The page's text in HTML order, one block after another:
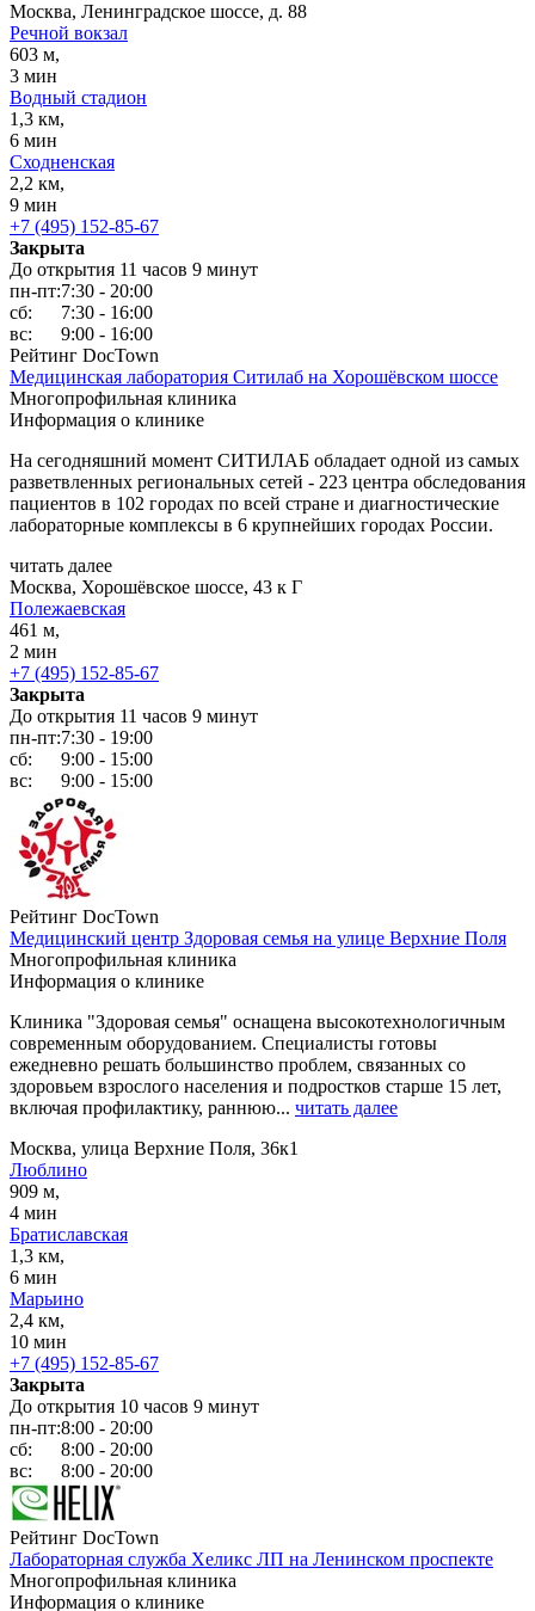
Москва, Ленинградское шоссе, д. 88
Речной вокзал
603 м,
3 мин
Водный стадион
1,3 км,
6 мин
Сходненская
2,2 км,
9 мин
+7 (495) 152-85-67
Закрыта
До открытия 11 часов 9 минут
пн-пт:7:30 - 20:00
сб:
7:30 - 16:00
вс:
9:00 - 16:00
Рейтинг DocTown
Медицинская лаборатория Ситилаб на Хорошёвском шоссе
Многопрофильная клиника
Информация о клинике
На сегодняшний момент СИТИЛАБ обладает одной из самых
разветвленных региональных сетей - 223 центра обследования
пациентов в 102 городах по всей стране и диагностические
лабораторные комплексы в 6 крупнейших городах России.
читать далее
Москва, Хорошёвское шоссе, 43 к Г
Полежаевская
461 м,
2 мин
+7 (495) 152-85-67
Закрыта
До открытия 11 часов 9 минут
пн-пт:7:30 - 19:00
сб:
9:00 - 15:00
вс:
9:00 - 15:00
Рейтинг DocTown
Медицинский центр Здоровая семья на улице Верхние Поля
Многопрофильная клиника
Информация о клинике
Клиника "Здоровая семья" оснащена высокотехнологичным
современным оборудованием. Специалисты готовы
ежедневно решать большинство проблем, связанных со
здоровьем взрослого населения и подростков старше 15 лет,
включая профилактику, раннюю... читать далее
Москва, улица Верхние Поля, 36к1
Люблино
909 м,
4 мин
Братиславская
1,3 км,
6 мин
Марьино
2,4 км,
10 мин
+7 (495) 152-85-67
Закрыта
До открытия 10 часов 9 минут
пн-пт:8:00 - 20:00
сб:
8:00 - 20:00
вс:
8:00 - 20:00
Рейтинг DocTown
Лабораторная служба Хеликс ЛП на Ленинском проспекте
Многопрофильная клиника
Информация о клинике